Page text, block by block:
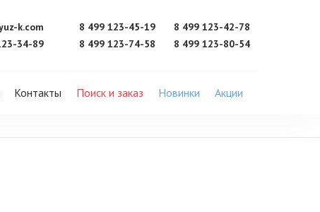
k.com
34-89
8 499 123-45-19
8 499 123-42-78
8 499 123-74-58
8 499 123-80-54
Контакты Поиск и заказ Новинки Акции